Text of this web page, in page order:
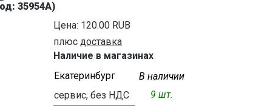
35954A)
Цена: 120.00 RUB
плюс доставка
Наличие в магазинах
Екатеринбург
В наличии
9 шт.
сервис, без НДС